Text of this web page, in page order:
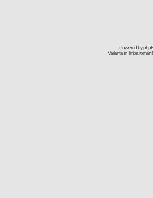
Powered by
Varianta în limba